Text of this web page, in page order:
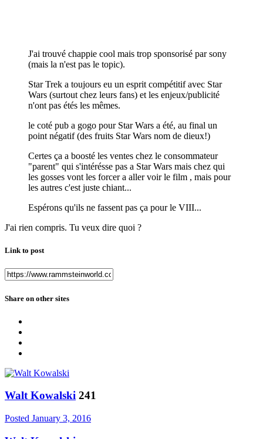
J'ai trouvé chappie cool mais trop sponsorisé par sony
(mais la n'est pas le topic).
Star Trek a toujours eu un esprit compétitif avec Star
Wars (surtout chez leurs fans) et les enjeux/publicité
n'ont pas étés les mêmes.
le coté pub a gogo pour Star Wars a été, au final un
point négatif (des fruits Star Wars nom de dieux!)
Certes ça a boosté les ventes chez le consommateur
"parent" qui s'intérésse pas a Star Wars mais chez qui
les gosses vont les forcer a aller voir le film , mais pour
les autres c'est juste chiant...
Espérons qu'ils ne fassent pas ça pour le VIII...
J'ai rien compris. Tu veux dire quoi ?
Link to post
Share on other sites
Walt Kowalski 241
Posted January 3, 2016